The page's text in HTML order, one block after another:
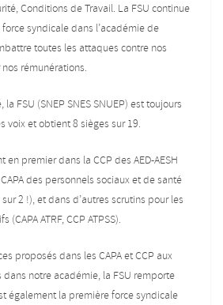
Conditions de Travail. La FSU continue
syndicale dans l’académie de
toutes les attaques contre nos
rémunérations.
la FSU (SNEP SNES SNUEP) est toujours
voix et obtient 8 sièges sur 19.
en premier dans la CCP des AED-AESH
des personnels sociaux et de santé
2 !), et dans d’autres scrutins pour les
ATRF, CCP ATPSS).
proposés dans les CAPA et CCP aux
notre académie, la FSU remporte
également la première force syndicale